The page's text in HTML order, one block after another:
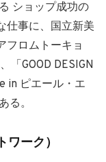
ショップ成功の
仕事に、国立新美
フロムトーキョ
「GOOD DESIGN
in ピエール・エ
る。
ーク）